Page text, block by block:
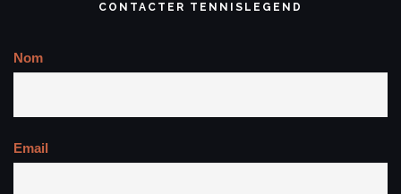
CONTACTER TENNISLEGEND
Nom
Email